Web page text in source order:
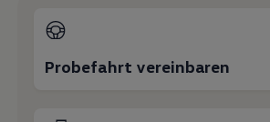
Familie
Probefahrt vereinbaren